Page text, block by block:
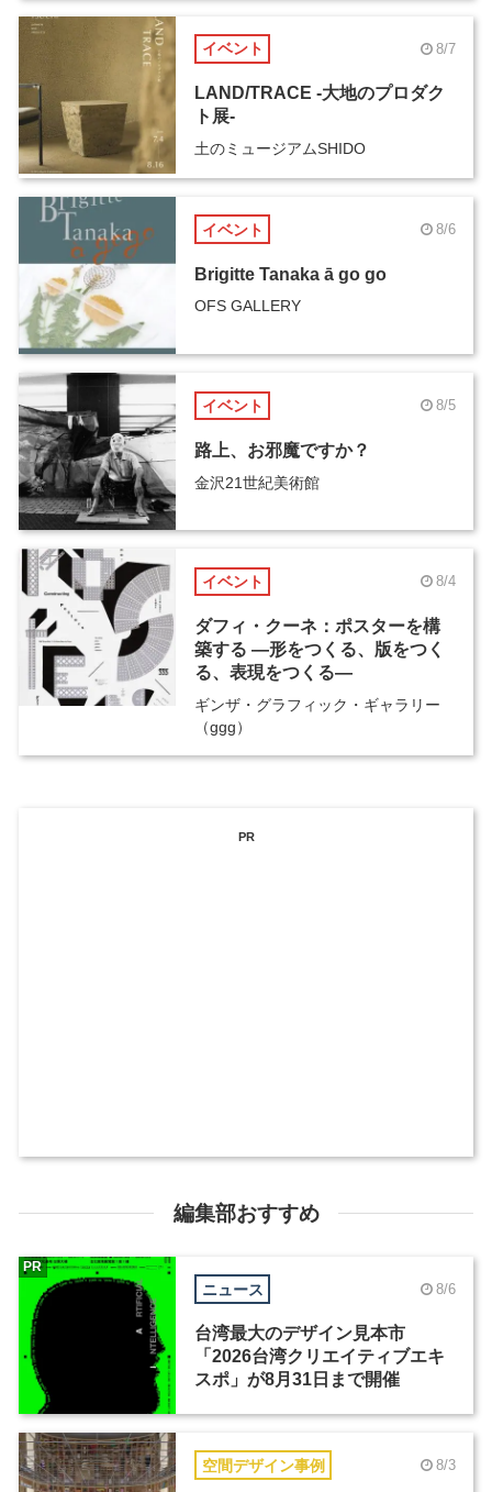
イベント 8/7
LAND/TRACE -大地のプロダク
ト展-
土のミュージアムSHIDO
イベント 8/6
Brigitte Tanaka ā go go
OFS GALLERY
イベント 8/5
路上、お邪魔ですか？
金沢21世紀美術館
イベント 8/4
ダフィ・クーネ：ポスターを構
築する ―形をつくる、版をつく
る、表現をつくる―
ギンザ・グラフィック・ギャラリー
（ggg）
PR
編集部おすすめ
ニュース 8/6
台湾最大のデザイン見本市
「2026台湾クリエイティブエキ
スポ」が8月31日まで開催
PR
空間デザイン事例 8/3